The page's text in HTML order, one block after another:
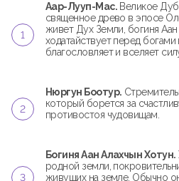
Аар-Лууп-Мас.Великое
священное древо в эпосе
живет Дух Земли, богиня
ходатайствует перед богами
благословляет и вселяет
Нюргун Боотур.
который борется за
противостоя чудовищам.
Богиня Аан Алахчын Хотун.
родной земли,
живущих на земле. Обычно